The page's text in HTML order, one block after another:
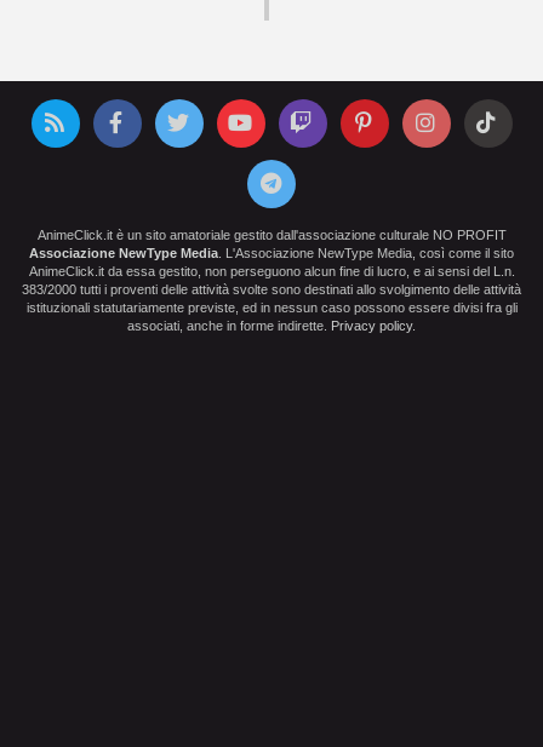
AnimeClick.it è un sito amatoriale gestito dall'associazione culturale NO PROFIT
Associazione NewType Media . L'Associazione NewType Media, così come il sito
AnimeClick.it da essa gestito, non perseguono alcun fine di lucro, e ai sensi del L.n.
383/2000 tutti i proventi delle attività svolte sono destinati allo svolgimento delle attività
istituzionali statutariamente previste, ed in nessun caso possono essere divisi fra gli
associati, anche in forme indirette. Privacy policy.